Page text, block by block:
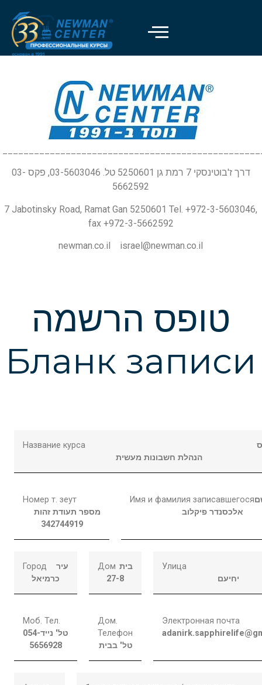
דרך ז'בוטינסקי 7 רמת גן 5250601 טל. 03-5603046, פקס 03-
5662592
7 Jabotinsky Road, Ramat Gan 5250601 Tel. +972-3-5603046,
fax +972-3-5662592
newman.co.il israel@newman.co.il
טופס הרשמה
Бланк записи
Название курса
הנהלת חשבונות מעשית
Номер т. зеут
מספר תעודת זהות
342744919
Имя и фамилия записавшегося
אלכסנדר פיקלוב
Город
עיר
כרמיאל
Дом בית
27-8
Улица
יחיעם
Моб. Тел.
טל' נייד054-
5656928
Дом.
Телефон
טל' בבית
Электронная почта